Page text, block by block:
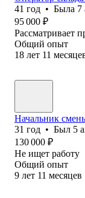
41 год • Была 7
95 000 ₽
Рассматривает
Общий опыт
18 лет 11
Начальник
31 год • Был 5
130 000 ₽
Не ищет работу
Общий опыт
9 лет 11 месяцев